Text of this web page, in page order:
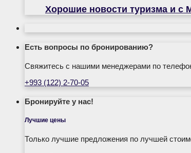
Хорошие новости туризма и
Есть вопросы по бронированию?
Свяжитесь с нашими менеджерами по
+993 (122) 2-70-05
Бронируйте у нас!
Лучшие цены
Только лучшие предложения по лучшей